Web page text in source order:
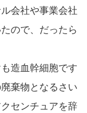
会社や事業会社
ので、だったら
造血幹細胞です
棄物となるさい
センチュアを辞